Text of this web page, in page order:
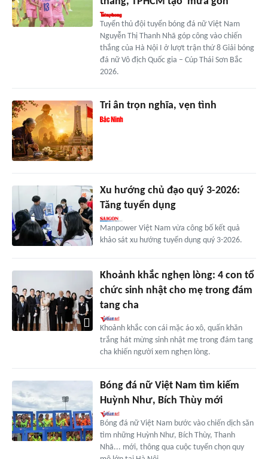
Tuyển thủ đội tuyển bóng đá nữ Việt Nam
Nguyễn Thị Thanh Nhã góp công vào chiến
thắng của Hà Nội I ở lượt trận thứ 8 Giải bóng
đá nữ Vô địch Quốc gia – Cúp Thái Sơn Bắc
2026.
Tri ân trọn nghĩa, vẹn tình
Xu hướng chủ đạo quý 3-2026:
Tăng tuyển dụng
Manpower Việt Nam vừa công bố kết quả
khảo sát xu hướng tuyển dụng quý 3-2026.
Khoảnh khắc nghẹn lòng: 4 con tổ
chức sinh nhật cho mẹ trong đám
tang cha
Khoảnh khắc con cái mặc áo xô, quấn khăn
trắng hát mừng sinh nhật mẹ trong đám tang
cha khiến người xem nghẹn lòng.
Bóng đá nữ Việt Nam tìm kiếm
Huỳnh Như, Bích Thùy mới
Bóng đá nữ Việt Nam bước vào chiến dịch săn
tìm những Huỳnh Như, Bích Thùy, Thanh
Nhã... mới, thông qua cuộc tuyển chọn quy